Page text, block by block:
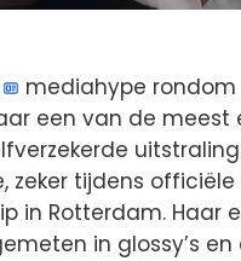
mediahype rondom
een van de meest
zeker tijdens
in Rotterdam. Haar
in glossy’s